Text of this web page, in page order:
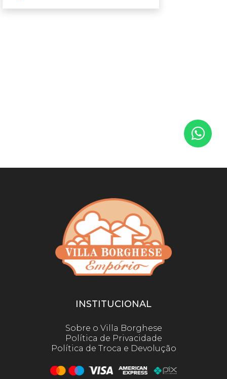
INSTITUCIONAL
Sobre o Villa Borghese
Política de Privacidade
Política de Troca e Devolução